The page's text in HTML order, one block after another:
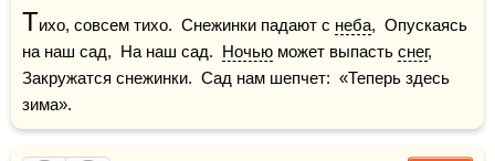
Тихо, совсем тихо.  Снежинки падают с неба,  Опускаясь
на наш сад,  На наш сад. Ночью может выпасть снег,
Закружатся снежинки.  Сад нам шепчет:  «Теперь здесь
зима».